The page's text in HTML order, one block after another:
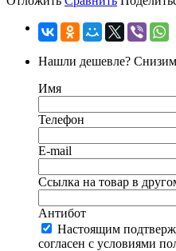
Нашли дешевле?
Имя
Телефон
E-mail
Ссылка на товар в
Антибот
Настоящим
согласен с условиями